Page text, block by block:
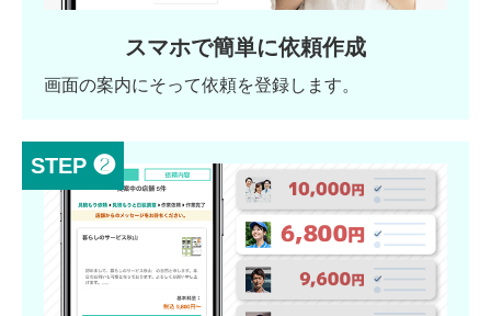
スマホで簡単に依頼作成
画面の案内にそって依頼を登録します。
STEP ❷